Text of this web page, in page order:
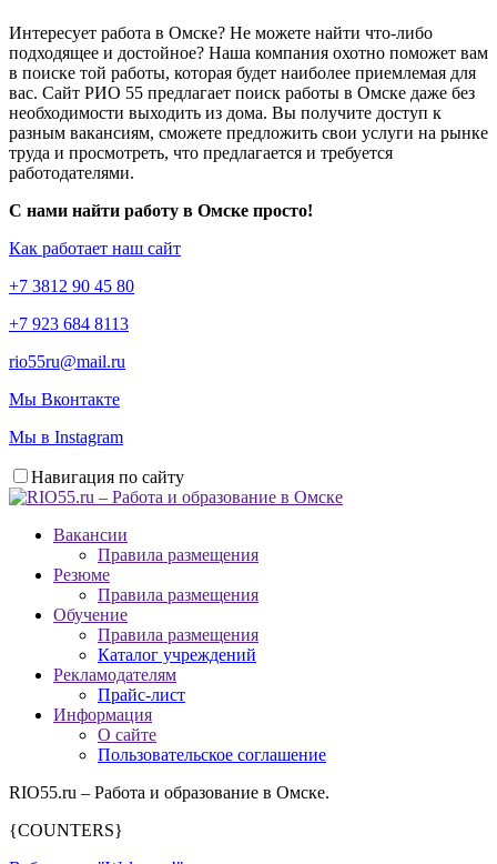
Интересует работа в Омске? Не можете найти что-либо
подходящее и достойное? Наша компания охотно поможет вам
в поиске той работы, которая будет наиболее приемлемая для
вас. Сайт РИО 55 предлагает поиск работы в Омске даже без
необходимости выходить из дома. Вы получите доступ к
разным вакансиям, сможете предложить свои услуги на рынке
труда и просмотреть, что предлагается и требуется
работодателями.
С нами найти работу в Омске просто!
Как работает наш сайт
+7 3812 90 45 80
+7 923 684 8113
rio55ru@mail.ru
Мы Вконтакте
Мы в Instagram
Навигация по сайту
Вакансии
Правила размещения
Резюме
Правила размещения
Обучение
Правила размещения
Каталог учреждений
Рекламодателям
Прайс-лист
Информация
О сайте
Пользовательское соглашение
RIO55.ru – Работа и образование в Омске.
{COUNTERS}